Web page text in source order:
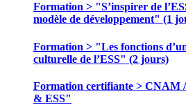
Formation > "S’inspirer de
modèle de développement" (1
Formation > "Les fonctions
culturelle de l’ESS" (2 jours)
Formation certifiante > CNAM
& ESS"